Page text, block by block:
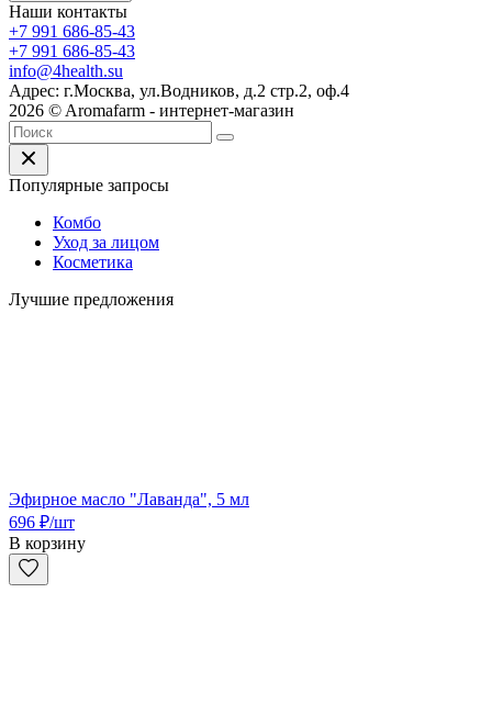
Наши контакты
+7 991 686-85-43
+7 991 686-85-43
info@4health.su
Адрес: г.Москва, ул.Водников, д.2 стр.2, оф.4
2026 © Aromafarm - интернет-магазин
Популярные запросы
Комбо
Уход за лицом
Косметика
Лучшие предложения
Эфирное масло "Лаванда", 5 мл
696 ₽/шт
В корзину